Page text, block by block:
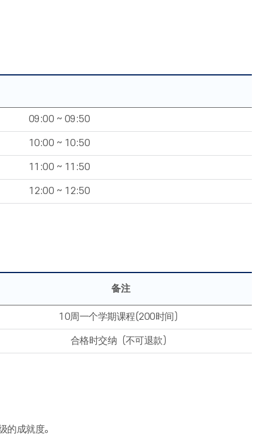
09:00 ~ 09:50
10:00 ~ 10:50
11:00 ~ 11:50
12:00 ~ 12:50
备注
10周一个学期课程(200时间）
合格时交纳（不可退款）
成就度。